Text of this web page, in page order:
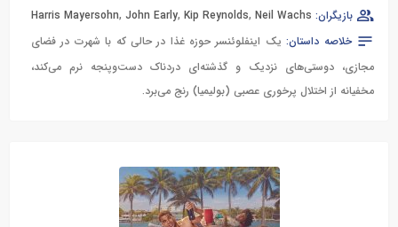
بازیگران:
Harris Mayersohn, John Early, Kip Reynolds, Neil Wachs
خلاصه داستان: یک اینفلوئنسر حوزه غذا در حالی که با شهرت در فضای
مجازی، دوستی‌های نزدیک و گذشته‌ای دردناک دست‌وپنجه نرم می‌کند،
مخفیانه از اختلال پرخوری عصبی (بولیمیا) رنج می‌برد.